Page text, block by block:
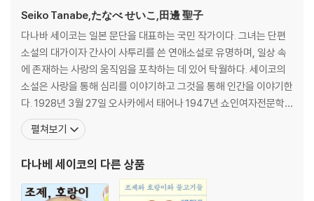
Seiko Tanabe,たなべ せいこ,田邊 聖子
다나바 세이코는 일본 문단을 대표하는 국민 작가이다. 그녀는 단편
소설의 대가이자 간사이 사투리를 쓴 연애소설로 유명하며, 일상 속
에 존재하는 사랑의 움직임을 포착하는 데 있어 탁월하다. 세이코의
소설은 사랑을 통해 심리를 이야기하고 그것을 통해 인간을 이야기한
다. 1928년 3월 27일 오사카에서 태어나 1947년 쇼인여자전문학
교 국문학과를 졸업했다. 오사카를 근거지로 하는 문학 동인에 참가
해 습작을 발표했으며 라디오 드라마 작가로도 일했다. 1958년 『꽃
상 여행(感傷旅行)」으로 제50회 아쿠타가와상을
펼쳐보기
다나베 세이코의 다른 상품